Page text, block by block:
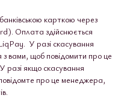
карткою через
Оплата здійснюється
У разі скасування
вами, щоб повідомити про це
разі якщо скасування
про це менеджера,